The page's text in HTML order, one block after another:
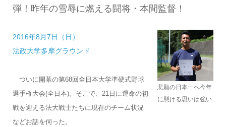
弾！昨年の雪辱に燃える闘将・本間監督！
2016年8月7日（日）
法政大学多摩グラウンド
ついに開幕の第68回全日本大学準硬式野球
選手権大会(全日本)。そこで、21日に運命の初
戦を迎える法大戦士たちに現在のチーム状況
などお話を伺った。
悲願の日本一へ今年
に懸ける思いは強い